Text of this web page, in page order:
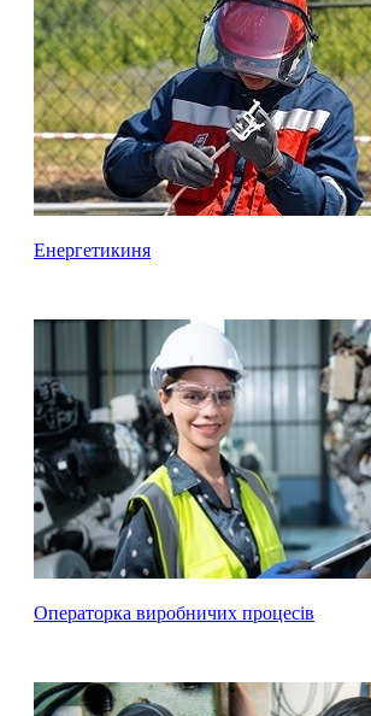
Енергетикиня
Операторка виробничих процесів